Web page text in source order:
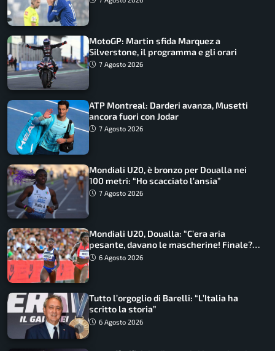
MotoGP: Martin sfida Marquez a
Silverstone, il programma e gli orari
7 Agosto 2026
ATP Montreal: Darderi avanza, Musetti
ancora fuori con Jodar
7 Agosto 2026
Mondiali U20, è bronzo per Doualla nei
100 metri: “Ho scacciato l’ansia”
7 Agosto 2026
Mondiali U20, Doualla: “C’era aria
pesante, davano le mascherine! Finale?
Non ho nulla da perdere”
6 Agosto 2026
Tutto l’orgoglio di Barelli: “L’Italia ha
scritto la storia”
6 Agosto 2026